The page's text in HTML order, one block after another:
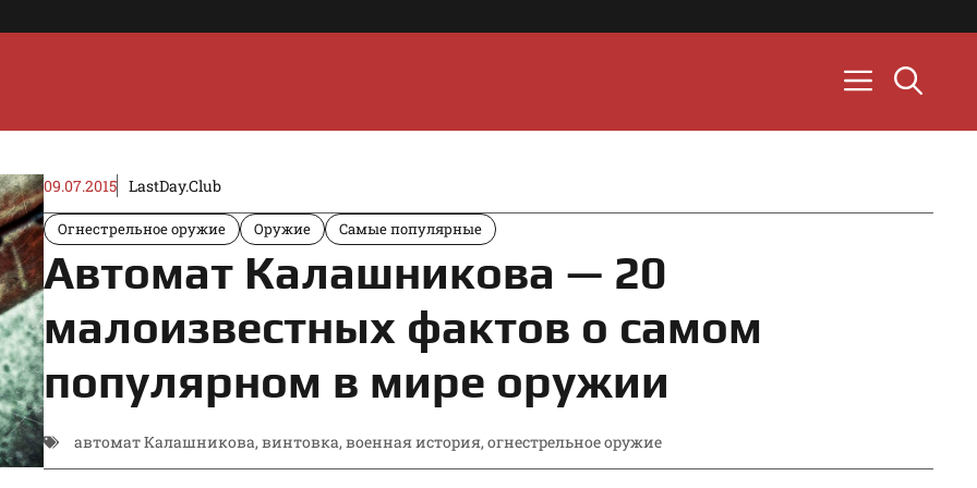
09.07.2015 LastDay.Club
Огнестрельное оружие Оружие Самые популярные
Автомат Калашникова — 20
малоизвестных фактов о самом
популярном в мире оружии
автомат Калашникова, винтовка, военная история, огнестрельное оружие